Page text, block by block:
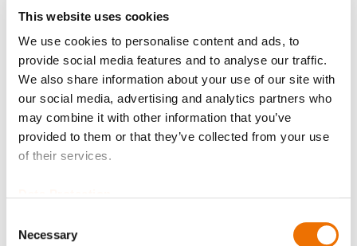
This website uses cookies
We use cookies to personalise content and ads, to
provide social media features and to analyse our traffic.
We also share information about your use of our site with
our social media, advertising and analytics partners who
may combine it with other information that you’ve
provided to them or that they’ve collected from your use
of their services.
Selection
Necessary
Bogenzahn-Kupplung
Baureihe SB Größe
80 - 125
(fertiggebohrt)
Bogenzahn-Kupplung
Baureihe SB Größe
140 - 200
(fertiggebohrt)